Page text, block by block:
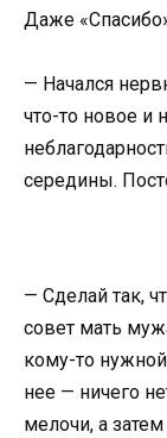
Даже
— Начался
что-то новое и
середины.
— Сделай так,
совет мать
кому-то
нее — ничего
мелочи, а